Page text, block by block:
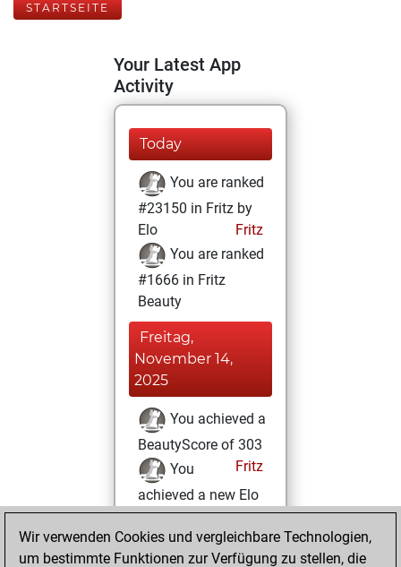
STARTSEITE
Your Latest App
Activity
Today
You are ranked
#23150 in Fritz by
Elo
Fritz
You are ranked
#1666 in Fritz
Beauty
Freitag,
November 14,
2025
You achieved a
BeautyScore of 303
Fritz
You
achieved a new Elo
of 1370
Sonntag,
Wir verwenden Cookies und vergleichbare Technologien,
um bestimmte Funktionen zur Verfügung zu stellen, die